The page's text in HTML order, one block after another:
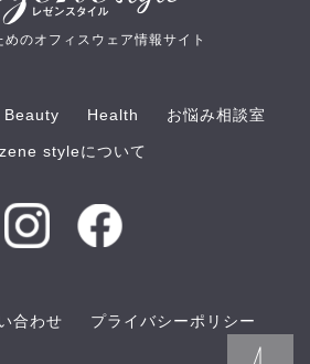
めのオフィスウェア情報サイト
Beauty Health お悩み相談室
styleについて
合わせ プライバシーポリシー